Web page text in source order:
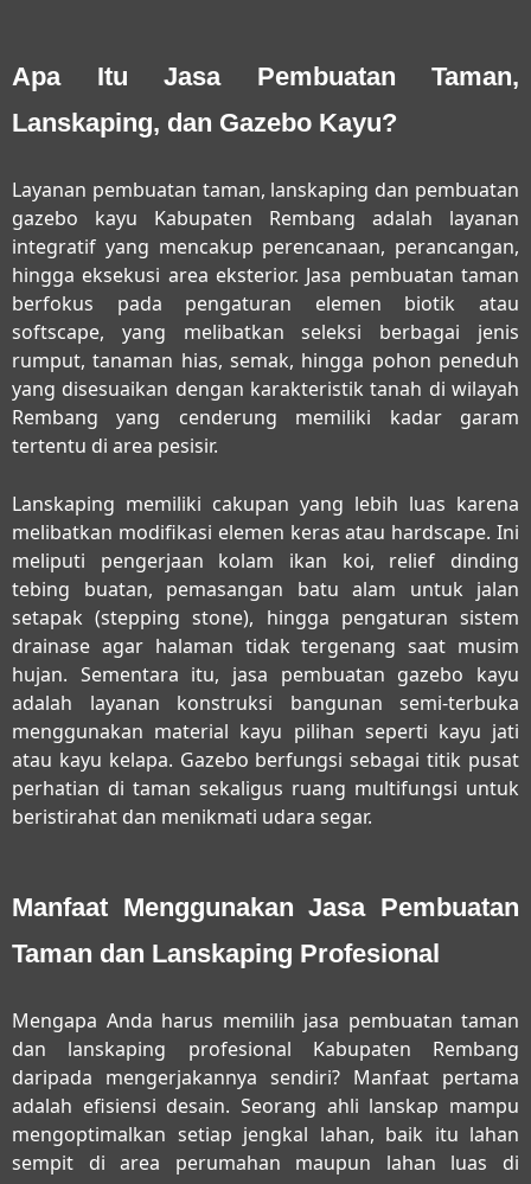
Apa Itu Jasa Pembuatan Taman,
Lanskaping, dan Gazebo Kayu?
Layanan pembuatan taman, lanskaping dan pembuatan
gazebo kayu Kabupaten Rembang adalah layanan
integratif yang mencakup perencanaan, perancangan,
hingga eksekusi area eksterior. Jasa pembuatan taman
berfokus pada pengaturan elemen biotik atau
softscape, yang melibatkan seleksi berbagai jenis
rumput, tanaman hias, semak, hingga pohon peneduh
yang disesuaikan dengan karakteristik tanah di wilayah
Rembang yang cenderung memiliki kadar garam
tertentu di area pesisir.
Lanskaping memiliki cakupan yang lebih luas karena
melibatkan modifikasi elemen keras atau hardscape. Ini
meliputi pengerjaan kolam ikan koi, relief dinding
tebing buatan, pemasangan batu alam untuk jalan
setapak (stepping stone), hingga pengaturan sistem
drainase agar halaman tidak tergenang saat musim
hujan. Sementara itu, jasa pembuatan gazebo kayu
adalah layanan konstruksi bangunan semi-terbuka
menggunakan material kayu pilihan seperti kayu jati
atau kayu kelapa. Gazebo berfungsi sebagai titik pusat
perhatian di taman sekaligus ruang multifungsi untuk
beristirahat dan menikmati udara segar.
Manfaat Menggunakan Jasa Pembuatan
Taman dan Lanskaping Profesional
Mengapa Anda harus memilih jasa pembuatan taman
dan lanskaping profesional Kabupaten Rembang
daripada mengerjakannya sendiri? Manfaat pertama
adalah efisiensi desain. Seorang ahli lanskap mampu
mengoptimalkan setiap jengkal lahan, baik itu lahan
sempit di area perumahan maupun lahan luas di